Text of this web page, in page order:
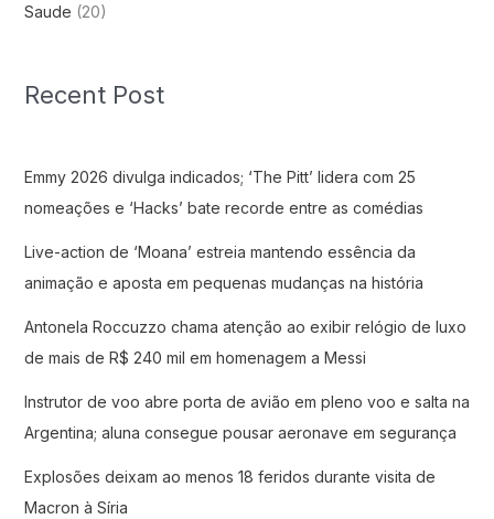
Saude (20)
Recent Post
Emmy 2026 divulga indicados; ‘The Pitt’ lidera com 25
nomeações e ‘Hacks’ bate recorde entre as comédias
Live-action de ‘Moana’ estreia mantendo essência da
animação e aposta em pequenas mudanças na história
Antonela Roccuzzo chama atenção ao exibir relógio de luxo
de mais de R$ 240 mil em homenagem a Messi
Instrutor de voo abre porta de avião em pleno voo e salta na
Argentina; aluna consegue pousar aeronave em segurança
Explosões deixam ao menos 18 feridos durante visita de
Macron à Síria